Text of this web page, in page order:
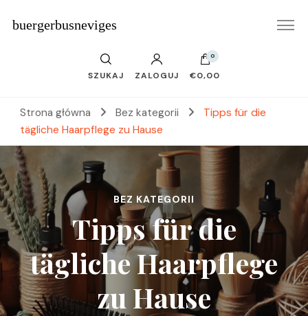
buergerbusneviges
SZUKAJ ZALOGUJ
0
€0,00
Strona główna Bez kategorii
Tipps für die
tägliche Haarpflege zu Hause
BEZ KATEGORII
Tipps für die
tägliche Haarpflege
zu Hause